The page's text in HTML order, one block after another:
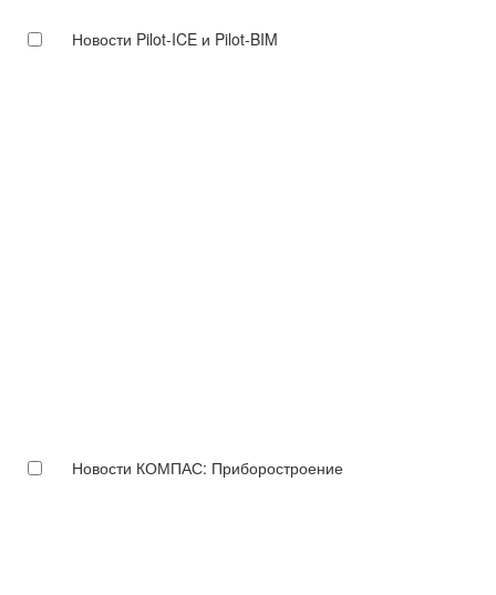
Новости Pilot-ICE и Pilot-BIM
Новости КОМПАС: Приборостроение